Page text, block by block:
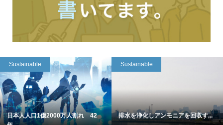
Sustainable
日本人人口1億2000万人割れ 42
Sustainable
排水を浄化しアンモニアを回収す...